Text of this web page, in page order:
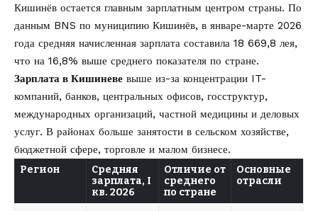
Кишинёв остается главным зарплатным центром страны. По
данным BNS по муниципию Кишинёв, в январе-марте 2026
года средняя начисленная зарплата составила 18 669,8 лея,
что на 16,8% выше среднего показателя по стране.
Зарплата в Кишиневе выше из-за концентрации IT-
компаний, банков, центральных офисов, госструктур,
международных организаций, частной медицины и деловых
услуг. В районах больше занятости в сельском хозяйстве,
бюджетной сфере, торговле и малом бизнесе.
Регион
Средняя
зарплата, I
кв. 2026
Отличие от
среднего
по стране
Основные
отрасли